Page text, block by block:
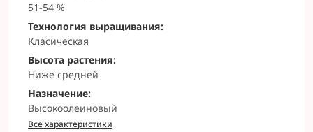
51-54 %
Технология выращивания:
Класическая
Высота растения:
Ниже средней
Назначение:
Высокоолеиновый
Все характеристики